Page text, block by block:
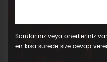
Sorularınız veya önerileriniz
en kısa sürede size cevap